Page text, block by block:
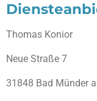
Thomas Konior
Neue Straße 7
31848 Bad Münder